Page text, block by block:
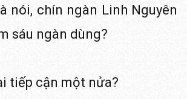
nói, chín ngàn Linh Nguyên
sáu ngàn dùng?
tiếp cận một nửa?